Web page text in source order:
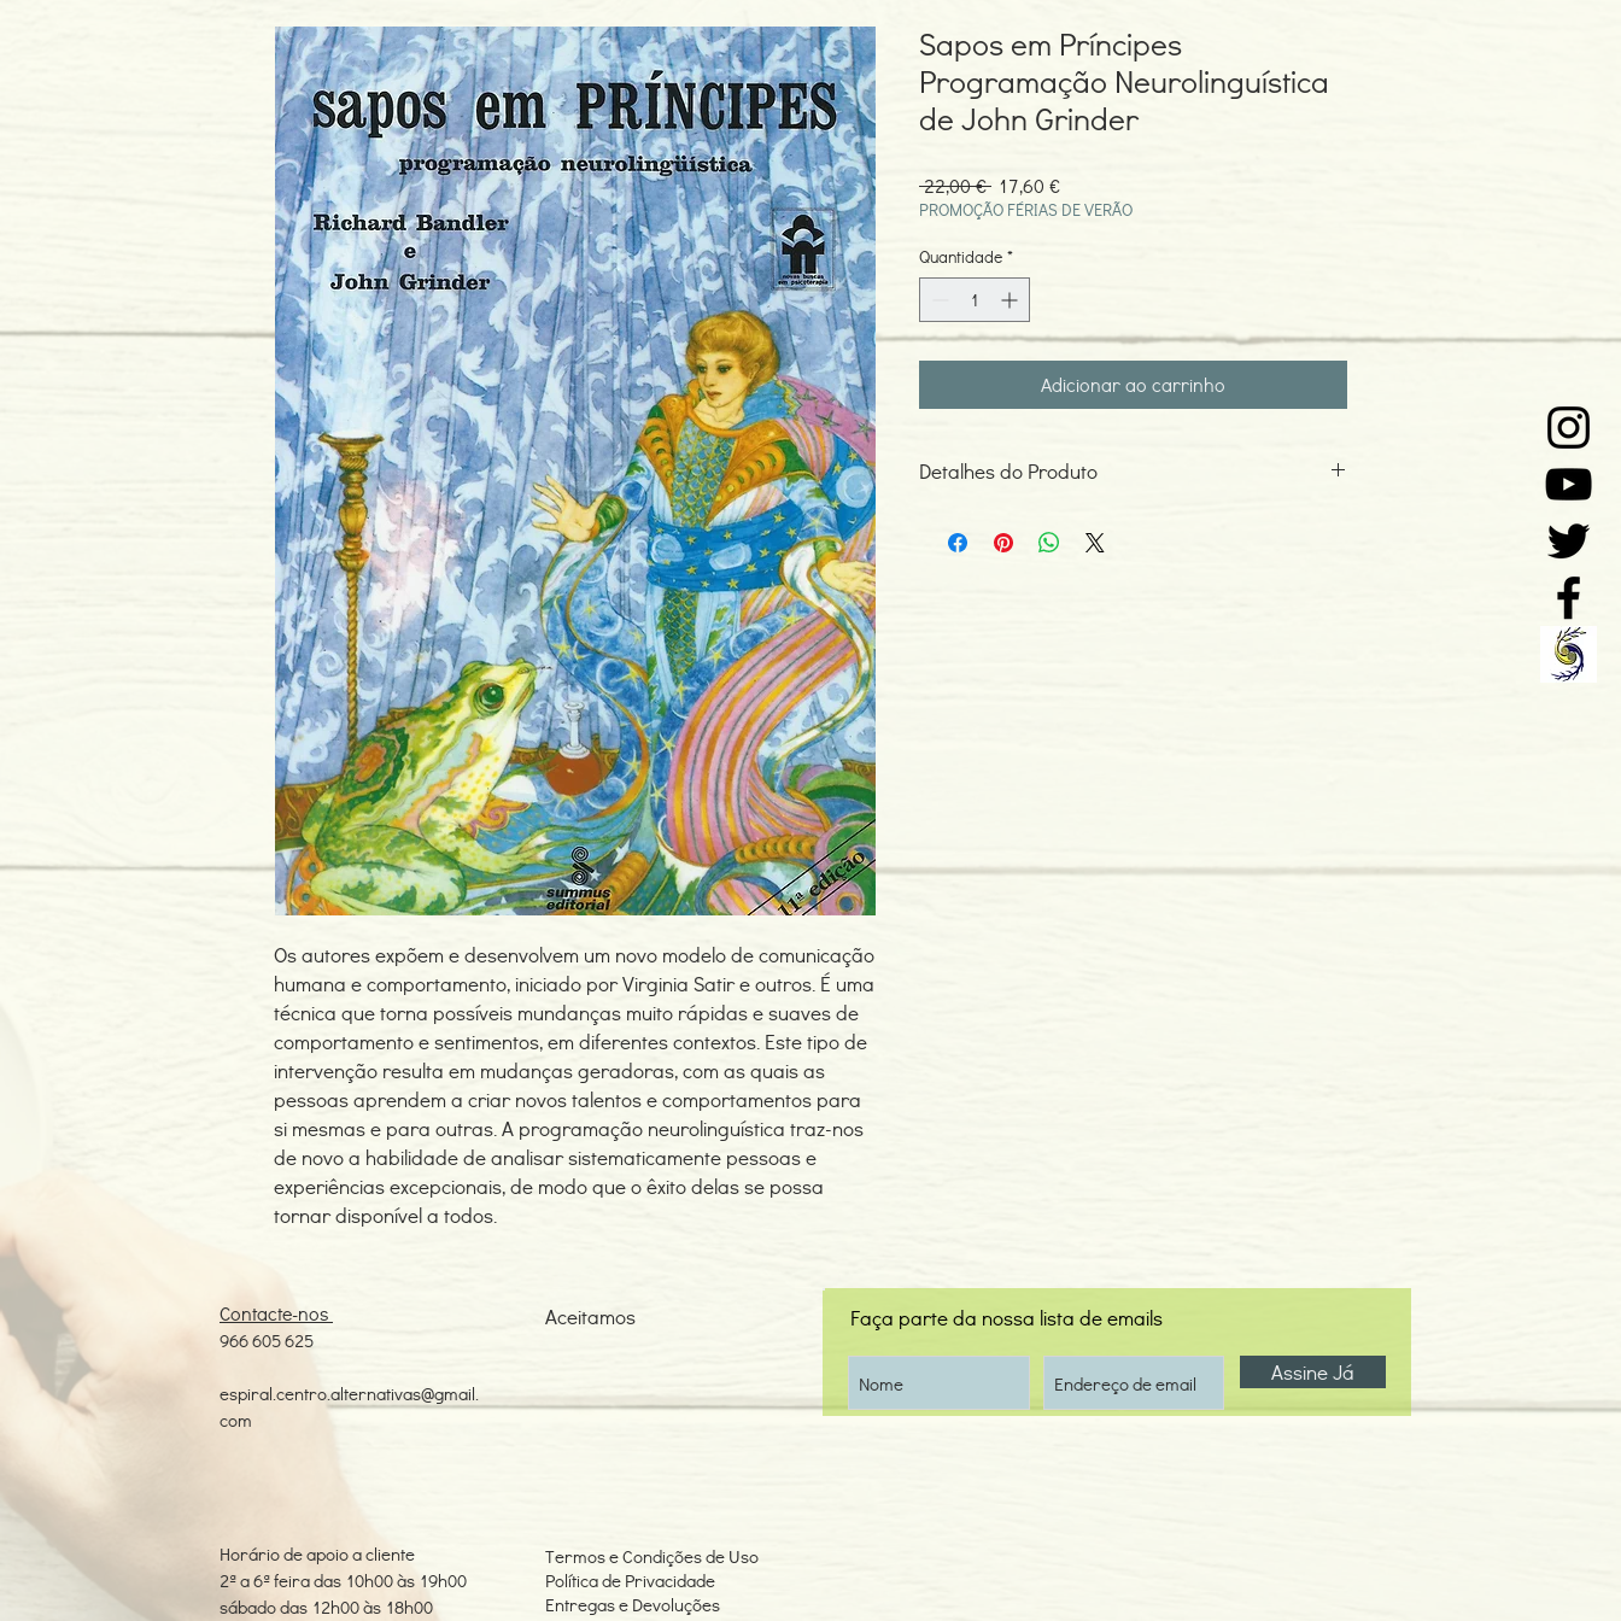
Os autores expõem e desenvolvem um novo modelo de comunicação
humana e comportamento, iniciado por Virginia Satir e outros. É uma
técnica que torna possíveis mundanças muito rápidas e suaves de
comportamento e sentimentos, em diferentes contextos. Este tipo de
intervenção resulta em mudanças geradoras, com as quais as
pessoas aprendem a criar novos talentos e comportamentos para
si mesmas e para outras. A programação neurolinguística traz-nos
de novo a habilidade de analisar sistematicamente pessoas e
experiências excepcionais, de modo que o êxito delas se possa
tornar disponível a todos.
Sapos em Príncipes
Programação Neurolinguística
de John Grinder
22,00 € Preço
normal
17,60 €Preço
promocional
PROMOÇÃO FÉRIAS DE VERÃO
Quantidade *
Adicionar ao carrinho
Detalhes do Produto
ISBN: 9788532301451
Contacte-nos
966 605 625
espiral.centro.alternativas@gmail.
com
Aceitamos
Faça parte da nossa lista de emails
Assine Já
Horário de apoio a cliente
2ª a 6ª feira das 10h00 às 19h00
sábado das 12h00 às 18h00
Termos e Condições de Uso
Política de Privacidade
Entregas e Devoluções